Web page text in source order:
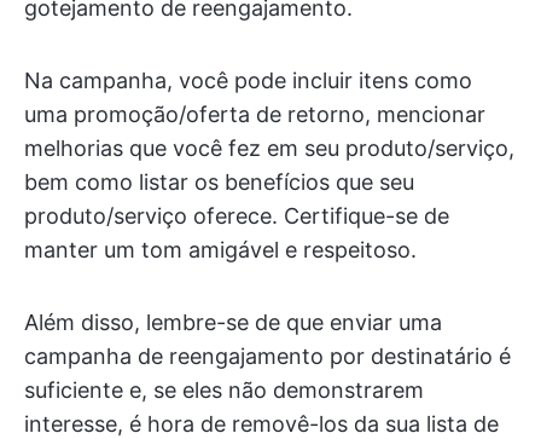
gotejamento de reengajamento.
Na campanha, você pode incluir itens como
uma promoção/oferta de retorno, mencionar
melhorias que você fez em seu produto/serviço,
bem como listar os benefícios que seu
produto/serviço oferece. Certifique-se de
manter um tom amigável e respeitoso.
Além disso, lembre-se de que enviar uma
campanha de reengajamento por destinatário é
suficiente e, se eles não demonstrarem
interesse, é hora de removê-los da sua lista de